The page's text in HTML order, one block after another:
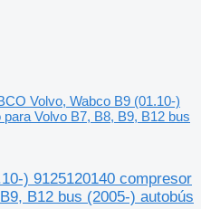
Volvo, Wabco B9 (01.10-)
Volvo B7, B8, B9, B12 bus
) 9125120140 compresor
B12 bus (2005-) autobús